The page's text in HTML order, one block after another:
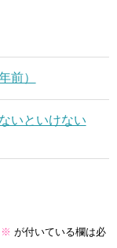
前）
いといけない
※ が付いている欄は必